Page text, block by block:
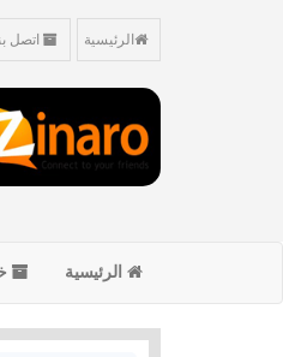
الرئيسية اتصل
الرئيسية